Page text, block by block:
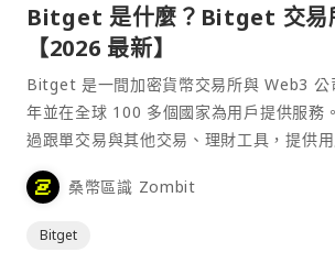
Bitget 是什麼？Bitget 交易
【2026 最新】
Bitget 是一間加密貨幣交易所與 Web3 公
年並在全球 100 多個國家為用戶提供服
過跟單交易與其他交易、理財工具，提供
桑幣區識 Zombit
Bitget